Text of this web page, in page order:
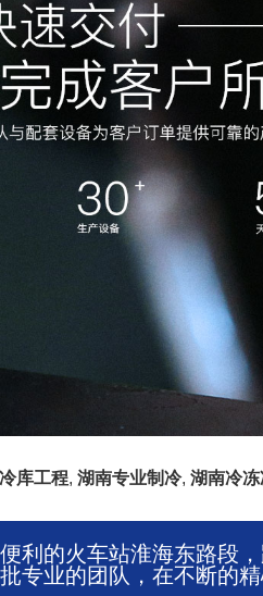
库工程, 湖南专业制冷, 湖南冷
利的火车站淮海东路段
专业的团队，在不断的